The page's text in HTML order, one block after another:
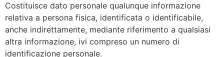
Costituisce dato personale qualunque informazione
relativa a persona fisica, identificata o identificabile,
anche indirettamente, mediante riferimento a qualsiasi
altra informazione, ivi compreso un numero di
identificazione personale.